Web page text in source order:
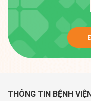
THÔNG TIN BỆNH